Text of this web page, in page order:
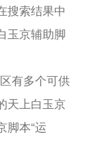
搜索结果中
玉京辅助脚
有多个可供
天上白玉京
脚本“运